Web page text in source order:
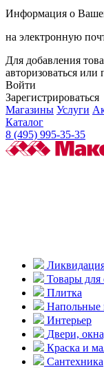
Информация о
на электронную
Для добавления
авторизоваться
Войти
Зарегистрироваться
Магазины Услуги
Каталог
8 (495) 995-35-35
Товары для
Плитка
Напольные
Интерьер
Двери,
Краска и
Сантехника